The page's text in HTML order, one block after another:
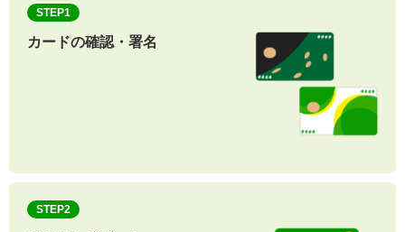
STEP1
カードの確認・署名
STEP2